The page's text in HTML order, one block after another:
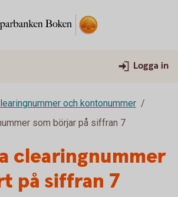
Logga in
och kontonummer
som börjar på siffran 7
clearingnummer
på siffran 7